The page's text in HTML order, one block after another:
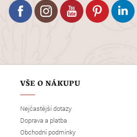
VŠE O NÁKUPU
Nejčastější dotazy
Doprava a platba
Obchodní podmínky